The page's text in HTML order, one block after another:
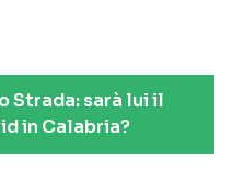
Strada: sarà lui il
in Calabria?